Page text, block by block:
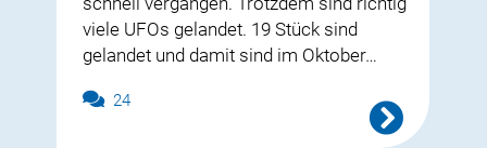
viele UFOs gelandet. 19 Stück sind
gelandet und damit sind im Oktober…
24